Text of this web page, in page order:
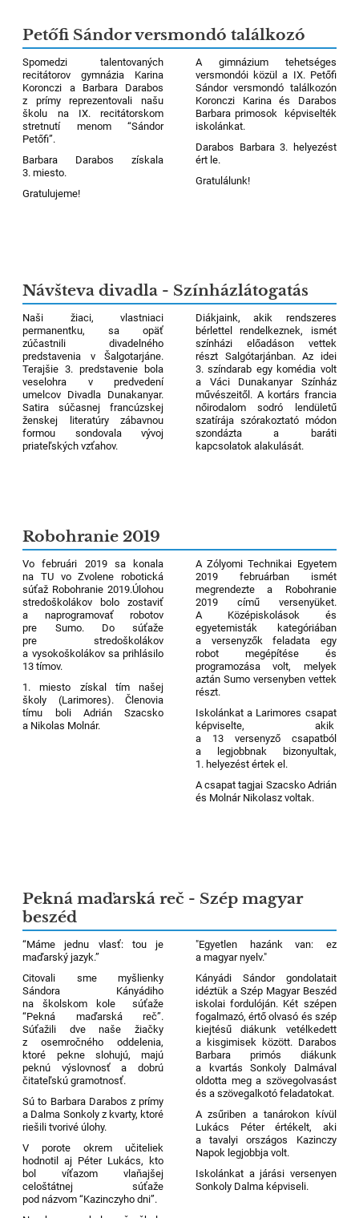
Petőfi Sándor versmondó találkozó
Spomedzi talentovaných
recitátorov gymnázia Karina
Koronczi a Barbara Darabos
z prímy reprezentovali našu
školu na IX. recitátorskom
stretnutí menom “Sándor
Petőfi”.
Barbara Darabos získala
3. miesto.
Gratulujeme!
A gimnázium tehetséges
versmondói közül a IX. Petőfi
Sándor versmondó találkozón
Koronczi Karina és Darabos
Barbara primosok képviselték
iskolánkat.
Darabos Barbara 3. helyezést
ért le.
Gratulálunk!
Návšteva divadla - Színházlátogatás
Naši žiaci, vlastniaci
permanentku, sa opäť
zúčastnili divadelného
predstavenia v Šalgotarjáne.
Terajšie 3. predstavenie bola
veselohra v predvedení
umelcov Divadla Dunakanyar.
Satira súčasnej francúzskej
ženskej literatúry zábavnou
formou sondovala vývoj
priateľských vzťahov.
Diákjaink, akik rendszeres
bérlettel rendelkeznek, ismét
színházi előadáson vettek
részt Salgótarjánban. Az idei
3. színdarab egy komédia volt
a Váci Dunakanyar Színház
művészeitől. A kortárs francia
nőirodalom sodró lendületű
szatírája szórakoztató módon
szondázta a baráti
kapcsolatok alakulását.
Robohranie 2019
Vo februári 2019 sa konala
na TU vo Zvolene robotická
súťaž Robohranie 2019.Úlohou
stredoškolákov bolo zostaviť
a naprogramovať robotov
pre Sumo. Do súťaže
pre stredoškolákov
a vysokoškolákov sa prihlásilo
13 tímov.
1. miesto získal tím našej
školy (Larimores). Členovia
tímu boli Adrián Szacsko
a Nikolas Molnár.
A Zólyomi Technikai Egyetem
2019 februárban ismét
megrendezte a Robohranie
2019 című versenyüket.
A Középiskolások és
egyetemisták kategóriában
a versenyzők feladata egy
robot megépítése és
programozása volt, melyek
aztán Sumo versenyben vettek
részt.
Iskolánkat a Larimores csapat
képviselte, akik
a 13 versenyző csapatból
a legjobbnak bizonyultak,
1. helyezést értek el.
A csapat tagjai Szacsko Adrián
és Molnár Nikolasz voltak.
Pekná maďarská reč - Szép magyar
beszéd
“Máme jednu vlasť: tou je
maďarský jazyk.”
Citovali sme myšlienky
Sándora Kányádiho
na školskom kole súťaže
“Pekná maďarská reč”.
Súťažili dve naše žiačky
z osemročného oddelenia,
ktoré pekne slohujú, majú
peknú výslovnosť a dobrú
čitateľskú gramotnosť.
Sú to Barbara Darabos z prímy
a Dalma Sonkoly z kvarty, ktoré
riešili tvorivé úlohy.
V porote okrem učiteliek
hodnotil aj Péter Lukács, kto
bol víťazom vlaňajšej
celoštátnej súťaže
pod názvom “Kazinczyho dni”.
"Egyetlen hazánk van: ez
a magyar nyelv."
Kányádi Sándor gondolatait
idéztük a Szép Magyar Beszéd
iskolai fordulóján. Két szépen
fogalmazó, értő olvasó és szép
kiejtésű diákunk vetélkedett
a kisgimisek között. Darabos
Barbara primós diákunk
a kvartás Sonkoly Dalmával
oldotta meg a szövegolvasást
és a szövegalkotó feladatokat.
A zsűriben a tanárokon kívül
Lukács Péter értékelt, aki
a tavalyi országos Kazinczy
Napok legjobbja volt.
Iskolánkat a járási versenyen
Sonkoly Dalma képviseli.